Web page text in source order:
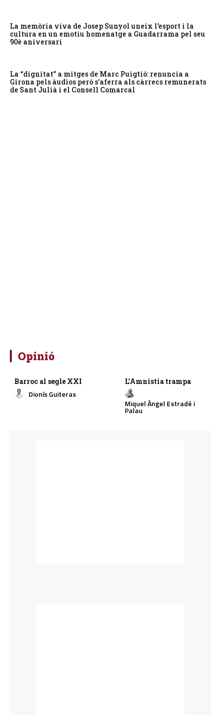
La memòria viva de Josep Sunyol uneix l’esport i la
cultura en un emotiu homenatge a Guadarrama pel seu
90è aniversari
La “dignitat” a mitges de Marc Puigtió: renuncia a
Girona pels àudios però s’aferra als càrrecs remunerats
de Sant Julià i el Consell Comarcal
Opinió
Barroc al segle XXI
Dionís Guiteras
L’Amnistia trampa
Miquel Àngel Estradé i
Palau